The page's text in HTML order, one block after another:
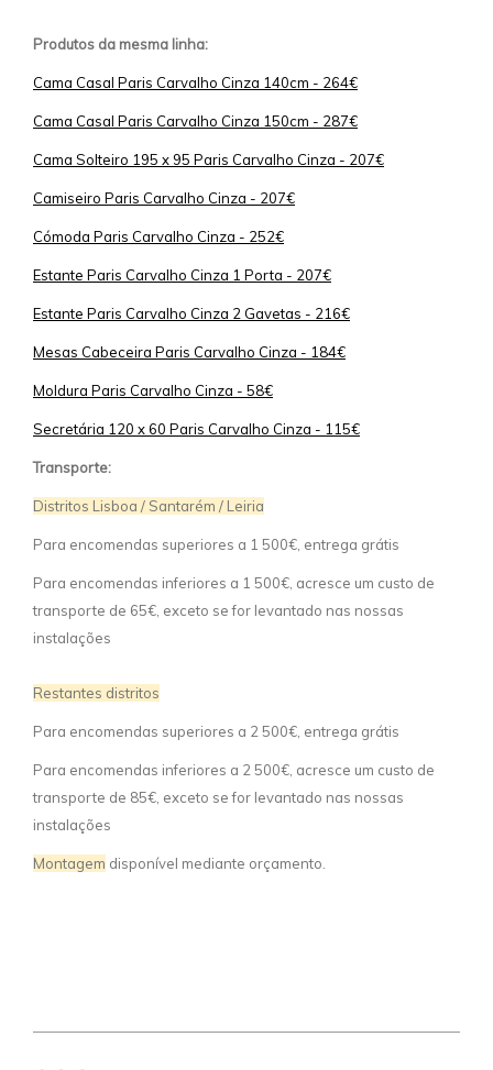
Produtos da mesma linha:
Cama Casal Paris Carvalho Cinza 140cm - 264€
Cama Casal Paris Carvalho Cinza 150cm - 287€
Cama Solteiro 195 x 95 Paris Carvalho Cinza - 207€
Camiseiro Paris Carvalho Cinza - 207€
Cómoda Paris Carvalho Cinza - 252€
Estante Paris Carvalho Cinza 1 Porta - 207€
Estante Paris Carvalho Cinza 2 Gavetas - 216€
Mesas Cabeceira Paris Carvalho Cinza - 184€
Moldura Paris Carvalho Cinza - 58€
Secretária 120 x 60 Paris Carvalho Cinza - 115€
Transporte:
Distritos Lisboa / Santarém / Leiria
Para encomendas superiores a 1 500€, entrega grátis
Para encomendas inferiores a 1 500€, acresce um custo de
transporte de 65€, exceto se for levantado nas nossas
instalações
Restantes distritos
Para encomendas superiores a 2 500€, entrega grátis
Para encomendas inferiores a 2 500€, acresce um custo de
transporte de 85€, exceto se for levantado nas nossas
instalações
Montagem disponível mediante orçamento.